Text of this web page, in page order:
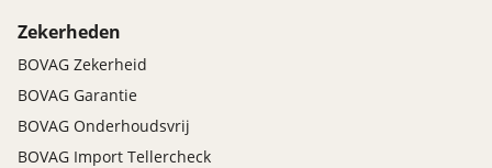
Zekerheden
BOVAG Zekerheid
BOVAG Garantie
BOVAG Onderhoudsvrij
BOVAG Import Tellercheck